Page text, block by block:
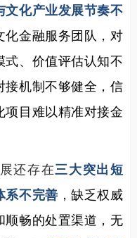
文化产业发展节奏不
化金融服务团队，对
式、价值评估认知不
接机制不够健全，信
项目难以精准对接金
还存在三大突出短
系不完善 ，缺乏权威
顺畅的处置渠道，无